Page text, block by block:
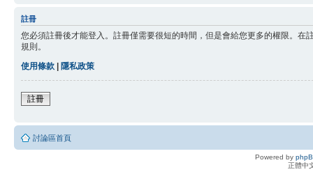
註冊
您必須註冊後才能登入。註冊僅需要很短的時間，但是會給您更多的權限。
規則。
使用條款 | 隱私政策
註冊
討論區首頁
Powered by
正體中